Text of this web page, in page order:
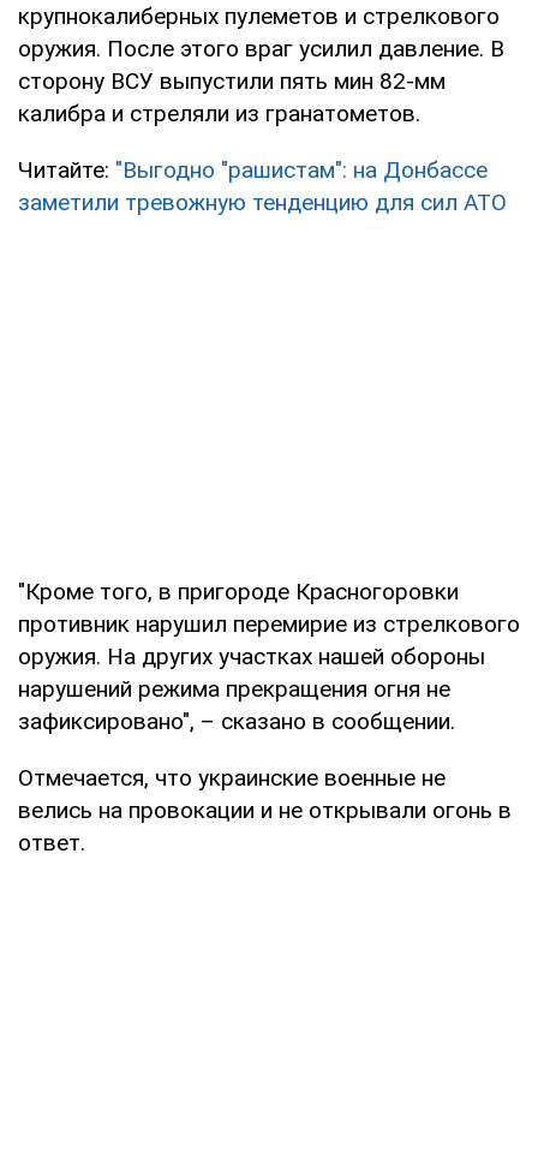
крупнокалиберных пулеметов и стрелкового
оружия. После этого враг усилил давление. В
сторону ВСУ выпустили пять мин 82-мм
калибра и стреляли из гранатометов.
Читайте: "Выгодно "рашистам": на Донбассе
заметили тревожную тенденцию для сил АТО
"Кроме того, в пригороде Красногоровки
противник нарушил перемирие из стрелкового
оружия. На других участках нашей обороны
нарушений режима прекращения огня не
зафиксировано", – сказано в сообщении.
Отмечается, что украинские военные не
велись на провокации и не открывали огонь в
ответ.